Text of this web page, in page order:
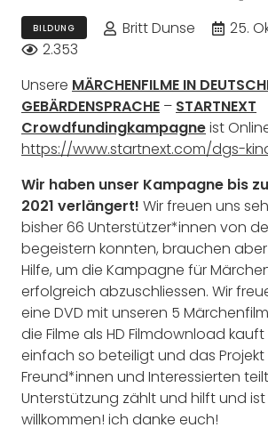
BILDUNG Britt Dunse
25.
2.353
Unsere MÄRCHENFILME IN
GEBÄRDENSPRACHE – STARTNEXT
Crowdfundingkampagneist
https://www.startnext.com/dgs-
Wir haben unser Kampagne bis
2021 verlängert! Wir freuen uns
bisher 66 Unterstützer*innen von
begeistern konnten, brauchen
Hilfe, um die Kampagne für
erfolgreich abzuschliessen. Wir
eine DVD mit unseren 5
die Filme als HD Filmdownload
einfach so beteiligt und das Projekt
Freund*innen und Interessierten
Unterstützung zählt und hilft und
willkommen! ich danke euch!